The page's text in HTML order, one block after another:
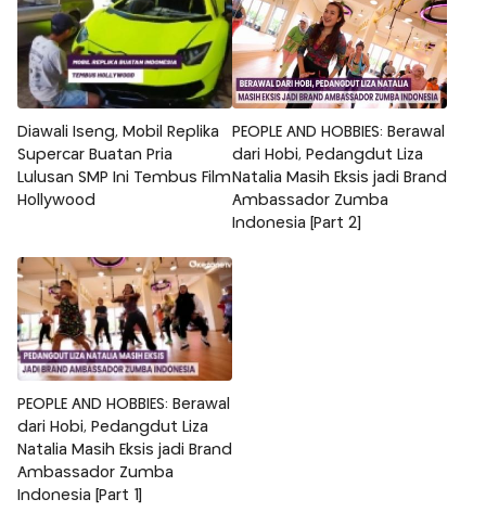
Diawali Iseng, Mobil Replika
Supercar Buatan Pria
Lulusan SMP Ini Tembus Film
Hollywood
PEOPLE AND HOBBIES: Berawal
dari Hobi, Pedangdut Liza
Natalia Masih Eksis jadi Brand
Ambassador Zumba
Indonesia [Part 2]
PEOPLE AND HOBBIES: Berawal
dari Hobi, Pedangdut Liza
Natalia Masih Eksis jadi Brand
Ambassador Zumba
Indonesia [Part 1]